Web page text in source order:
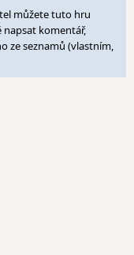
můžete tuto hru
komentář,
ze seznamů (vlastním,